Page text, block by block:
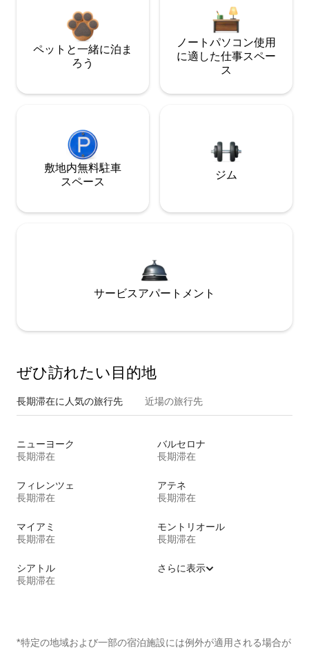
ペットと一緒に泊ま
ろう
ノートパソコン使用
に適した仕事スペー
ス
敷地内無料駐⁠車
ス⁠ペ⁠ー⁠ス
ジム
サービスアパートメント
ぜひ訪⁠れ⁠た⁠い目⁠的⁠地
長期滞在に人気の旅行先 近場の旅行先
ニューヨーク
長期滞在
バルセロナ
長期滞在
フィレンツェ
長期滞在
アテネ
長期滞在
マイアミ
長期滞在
モントリオール
長期滞在
シアトル
長期滞在
さらに表示
*特定の地域および一部の宿泊施設には例外が適用される場合が